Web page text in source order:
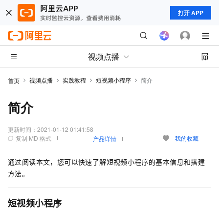
打开 APP
视频点播
首页 视频点播 实践教程 短视频小程序 简介
简介
更新时间： 2021-01-12 01:41:58
复制 MD 格式
产品详情 我的收藏
通过阅读本文，您可以快速了解短视频小程序的基本信息和搭建
方法。
短视频小程序